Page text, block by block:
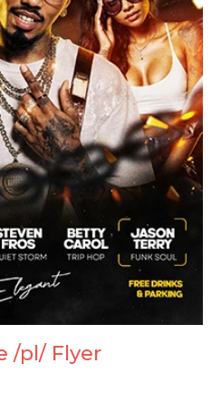
/pl/ Flyer